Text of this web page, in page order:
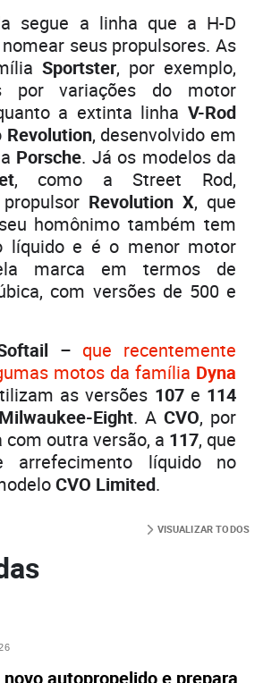
segue a linha que a H-D
seus propulsores. As
Sportster, por exemplo,
por variações do motor
a extinta linha V-Rod
Revolution, desenvolvido em
Porsche. Já os modelos da
, como a Street Rod,
Revolution X, que
homônimo também tem
líquido e é o menor motor
marca em termos de
com versões de 500 e
– que recentemente
motos da família Dyna
as versões 107e 114
Milwaukee-Eight. A CVO, por
com outra versão, a 117, que
arrefecimento líquido no
CVO Limited.
VISUALIZAR TODOS